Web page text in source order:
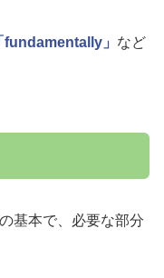
fundamentally」 など
基本で、必要な部分